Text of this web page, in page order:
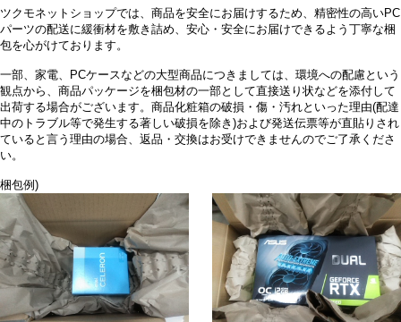
ツクモネットショップでは、商品を安全にお届けするため、精密性の高いPC
パーツの配送に緩衝材を敷き詰め、安心・安全にお届けできるよう丁寧な梱
包を心がけております。
一部、家電、PCケースなどの大型商品につきましては、環境への配慮という
観点から、商品パッケージを梱包材の一部として直接送り状などを添付して
出荷する場合がございます。商品化粧箱の破損・傷・汚れといった理由(配達
中のトラブル等で発生する著しい破損を除き)および発送伝票等が直貼りされ
ていると言う理由の場合、返品・交換はお受けできませんのでご了承くださ
い。
梱包例)